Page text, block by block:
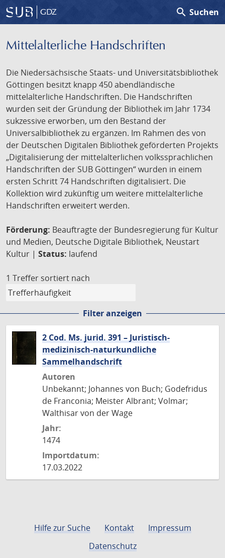
GDZ search Suchen
Mittelalterliche Handschriften
Die Niedersächsische Staats- und Universitätsbibliothek
Göttingen besitzt knapp 450 abendländische
mittelalterliche Handschriften. Die Handschriften
wurden seit der Gründung der Bibliothek im Jahr 1734
sukzessive erworben, um den Bestand der
Universalbibliothek zu ergänzen. Im Rahmen des von
der Deutschen Digitalen Bibliothek geförderten Projekts
„Digitalisierung der mittelalterlichen volkssprachlichen
Handschriften der SUB Göttingen“ wurden in einem
ersten Schritt 74 Handschriften digitalisiert. Die
Kollektion wird zukünftig um weitere mittelalterliche
Handschriften erweitert werden.
Förderung: Beauftragte der Bundesregierung für Kultur
und Medien, Deutsche Digitale Bibliothek, Neustart
Kultur | Status: laufend
1 Treffer sortiert nach
Filter anzeigen
2 Cod. Ms. jurid. 391 – Juristisch-
medizinisch-naturkundliche
Sammelhandschrift
Autoren
Unbekannt; Johannes von Buch; Godefridus
de Franconia; Meister Albrant; Volmar;
Walthisar von der Wage
Jahr:
1474
Importdatum:
17.03.2022
Hilfe zur Suche Kontakt
Impressum
Datenschutz